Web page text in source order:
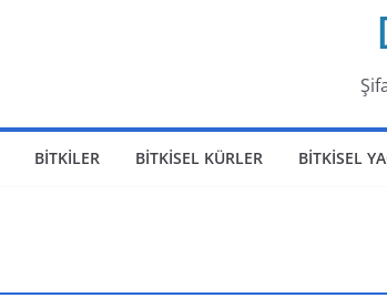
BİTKİLER BİTKİSEL KÜRLER BİTKİSEL